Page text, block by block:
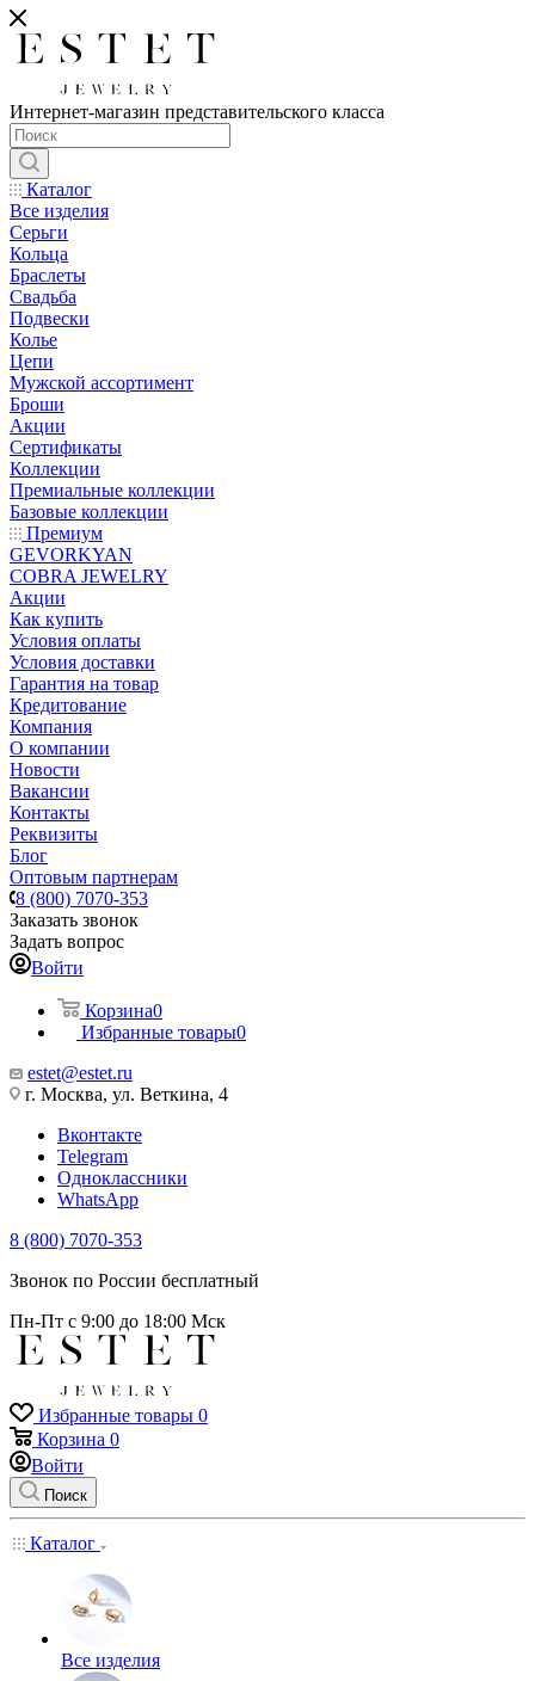
Интернет-магазин представительского класса
Каталог
Все изделия
Серьги
Кольца
Браслеты
Свадьба
Подвески
Колье
Цепи
Мужской ассортимент
Броши
Акции
Сертификаты
Коллекции
Премиальные коллекции
Базовые коллекции
Премиум
GEVORKYAN
COBRA JEWELRY
Акции
Как купить
Условия оплаты
Условия доставки
Гарантия на товар
Кредитование
Компания
О компании
Новости
Вакансии
Контакты
Реквизиты
Блог
Оптовым партнерам
8 (800) 7070-353
Заказать звонок
Задать вопрос
Войти
Корзина0
Избранные товары0
estet@estet.ru
г. Москва, ул. Веткина, 4
Вконтакте
Telegram
Одноклассники
WhatsApp
8 (800) 7070-353
Звонок по России бесплатный
Пн-Пт с 9:00 до 18:00 Мск
Избранные товары 0
Корзина 0
Войти
Поиск
Каталог
Все изделия